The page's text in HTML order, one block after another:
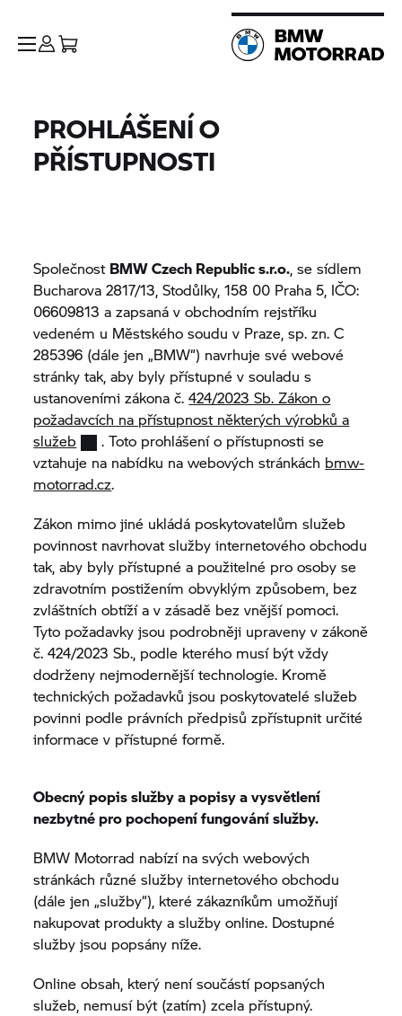
PROHLÁŠENÍ O
PŘÍSTUPNOSTI
Společnost BMW Czech Republic s.r.o., se sídlem
Bucharova 2817/13, Stodůlky, 158 00 Praha 5, IČO:
06609813 a zapsaná v obchodním rejstříku
vedeném u Městského soudu v Praze, sp. zn. C
285396 (dále jen „BMW“) navrhuje své webové
stránky tak, aby byly přístupné v souladu s
ustanoveními zákona č.424/2023 Sb. Zákon o
požadavcích na přístupnost některých výrobků a
služeb
. Toto prohlášení o přístupnosti se
vztahuje na nabídku na webových stránkách bmw-
motorrad.cz.
Zákon mimo jiné ukládá poskytovatelům služeb
povinnost navrhovat služby internetového obchodu
tak, aby byly přístupné a použitelné pro osoby se
zdravotním postižením obvyklým způsobem, bez
zvláštních obtíží a v zásadě bez vnější pomoci.
Tyto požadavky jsou podrobněji upraveny v zákoně
č. 424/2023 Sb., podle kterého musí být vždy
dodrženy nejmodernější technologie. Kromě
technických požadavků jsou poskytovatelé služeb
povinni podle právních předpisů zpřístupnit určité
informace v přístupné formě.
Obecný popis služby a popisy a vysvětlení
nezbytné pro pochopení fungování služby.
BMW Motorrad nabízí na svých webových
stránkách různé služby internetového obchodu
(dále jen „služby“), které zákazníkům umožňují
nakupovat produkty a služby online. Dostupné
služby jsou popsány níže.
Online obsah, který není součástí popsaných
služeb, nemusí být (zatím) zcela přístupný.